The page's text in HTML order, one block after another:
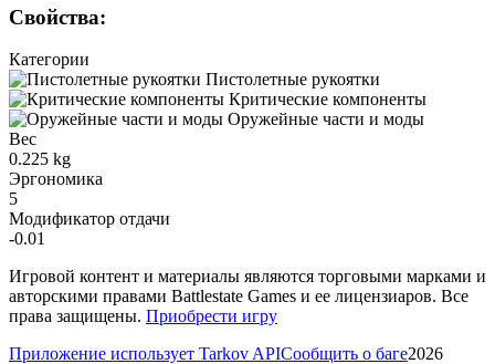
Свойства:
Категории
Пистолетные рукоятки
Критические компоненты
Оружейные части и моды
Вес
0.225 kg
Эргономика
5
Модификатор отдачи
-0.01
Игровой контент и материалы являются торговыми марками и
авторскими правами Battlestate Games и ее лицензиаров. Все
права защищены. Приобрести игру
Приложение использует Tarkov APIСообщить о баге2026